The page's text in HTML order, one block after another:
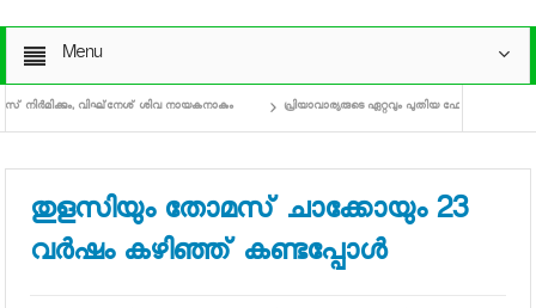
Menu
വിഘ്‌നേശ് ശിവ നായകനാകും പ്രിയാവാര്യരുടെ ഏറ്റവും പുതിയ ഫോട്ടോഷൂട്ട് കാണാം
തുളസിയും തോമസ് ചാക്കോയും 23
വര്‍ഷം കഴിഞ്ഞ് കണ്ടപ്പോള്‍